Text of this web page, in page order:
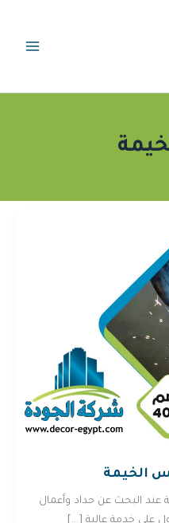
الخيمة
عند البحث عن حداد وأعمال